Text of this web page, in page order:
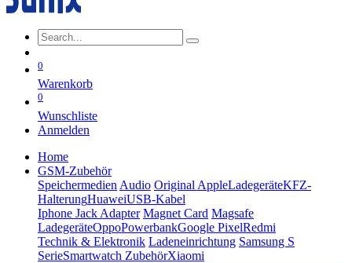
0
Warenkorb
0
Wunschliste
Anmelden
Home
GSM-Zubehör
Speichermedien Audio Original AppleLadegeräteKFZ-
HalterungHuaweiUSB-Kabel
Iphone Jack Adapter Magnet Card Magsafe
LadegeräteOppoPowerbankGoogle PixelRedmi
Technik & Elektronik Ladeneinrichtung Samsung S
SerieSmartwatch ZubehörXiaomi